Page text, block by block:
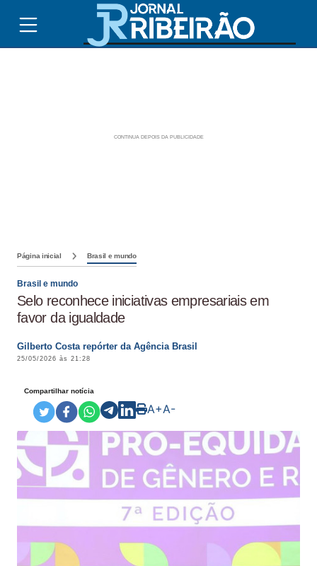
Página inicial Brasil e mundo
Brasil e mundo
Selo reconhece iniciativas empresariais em
favor da igualdade
Gilberto Costa repórter da Agência Brasil
25/05/2026 às 21:28
Compartilhar notícia
A+A-